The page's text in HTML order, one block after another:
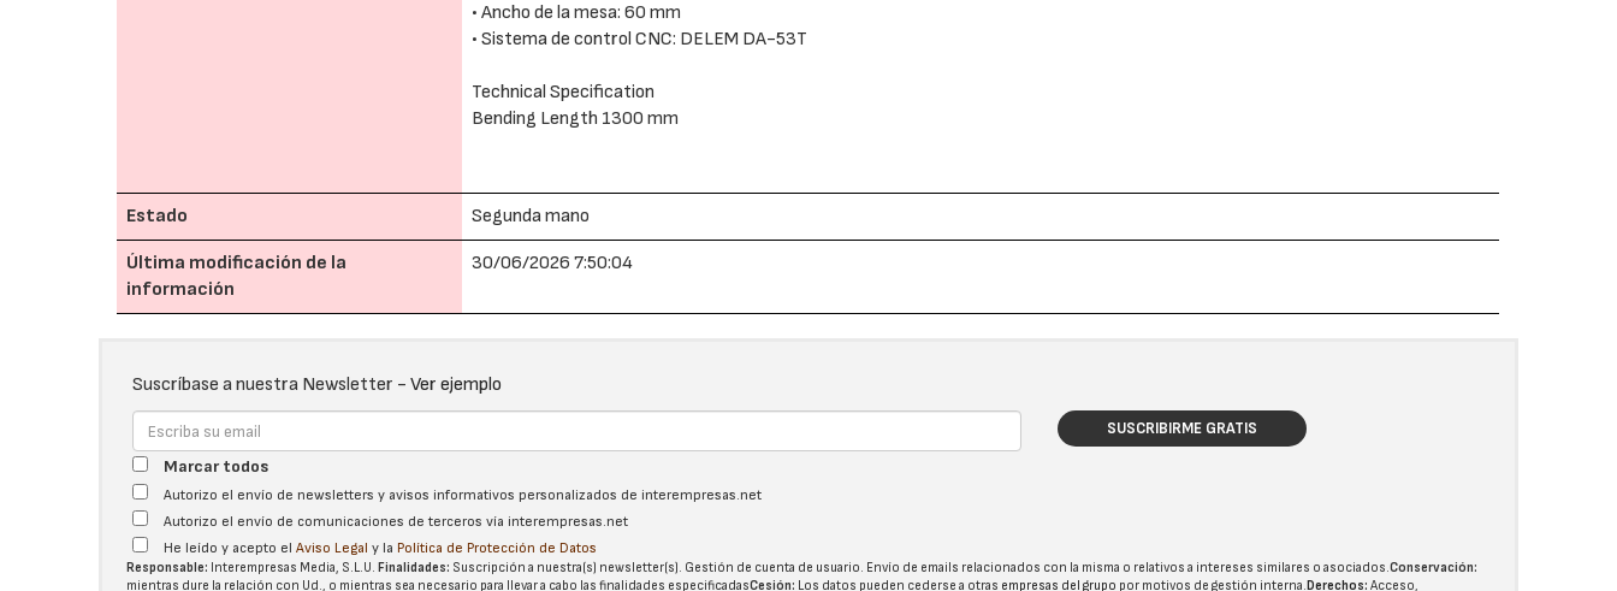
• Ancho de la mesa: 60 mm
• Sistema de control CNC: DELEM DA-53T
Technical Specification
Bending Length 1300 mm
Estado Segunda mano
Última modificación de la
información
30/06/2026 7:50:04
Suscríbase a nuestra Newsletter -Ver ejemplo
SUSCRIBIRME GRATIS
Marcar todos
Autorizo el envío de newsletters y avisos informativos personalizados de interempresas.net
Autorizo el envío de comunicaciones de terceros vía interempresas.net
He leído y acepto elAviso Legal y la Política de Protección de Datos
Responsable: Interempresas Media, S.L.U.Finalidades: Suscripción a nuestra(s) newsletter(s). Gestión de cuenta de usuario. Envío de emails relacionados con la misma o relativos a intereses similares o asociados.Conservación:
mientras dure la relación con Ud., o mientras sea necesario para llevar a cabo las finalidades especificadasCesión: Los datos pueden cederse a otras empresas del grupo por motivos de gestión interna.Derechos: Acceso,